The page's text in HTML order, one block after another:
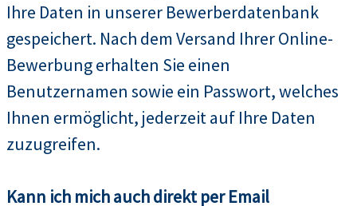
Ihre Daten in unserer Bewerberdatenbank
gespeichert. Nach dem Versand Ihrer Online-
Bewerbung erhalten Sie einen
Benutzernamen sowie ein Passwort, welches
Ihnen ermöglicht, jederzeit auf Ihre Daten
zuzugreifen.
Kann ich mich auch direkt per Email